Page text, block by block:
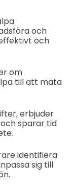
och
och
om
till att mäta
erbjuder
och sparar tid
identifiera
sig till